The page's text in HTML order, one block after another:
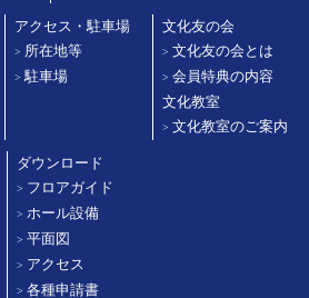
アクセス・駐車場
> 所在地等
> 駐車場
文化友の会
> 文化友の会とは
> 会員特典の内容
文化教室
> 文化教室のご案内
ダウンロード
> フロアガイド
> ホール設備
> 平面図
> アクセス
> 各種申請書